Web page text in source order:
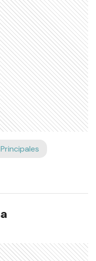
Principales